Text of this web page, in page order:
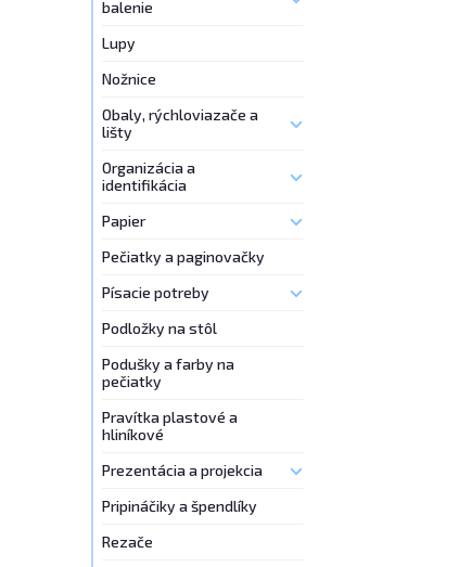
balenie
Lupy
Nožnice
Obaly, rýchloviazače a
lišty
Organizácia a
identifikácia
Papier
Pečiatky a paginovačky
Písacie potreby
Podložky na stôl
Podušky a farby na
pečiatky
Pravítka plastové a
hliníkové
Prezentácia a projekcia
Pripináčiky a špendlíky
Rezače